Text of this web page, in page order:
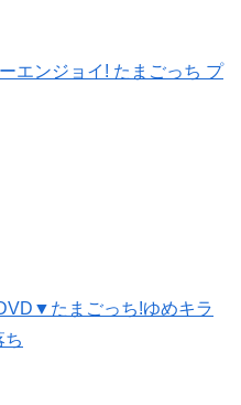
エンジョイ! たまごっち プ
たまごっち!ゆめキラ
ち